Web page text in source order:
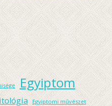
Egyiptom
Egyiptomi művészet